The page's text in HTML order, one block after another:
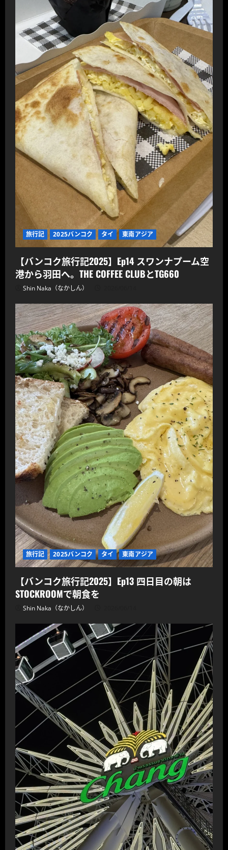
旅行記 2025バンコク タイ 東南アジア
【バンコク旅行記2025】Ep14 スワンナプーム空
港から羽田へ。THE COFFEE CLUBとTG660
Shin Naka（なかしん）
旅行記 2025バンコク タイ 東南アジア
【バンコク旅行記2025】Ep13 四日目の朝は
STOCKROOMで朝食を
Shin Naka（なかしん）